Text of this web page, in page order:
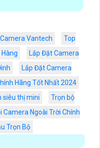
Vantech
Top
Lắp Đặt Camera
Lắp Đặt Camera
Hãng Tốt Nhất 2024
siêu thị mini
Trọn bộ
Camera Ngoài Trời Chính
Trọn Bộ